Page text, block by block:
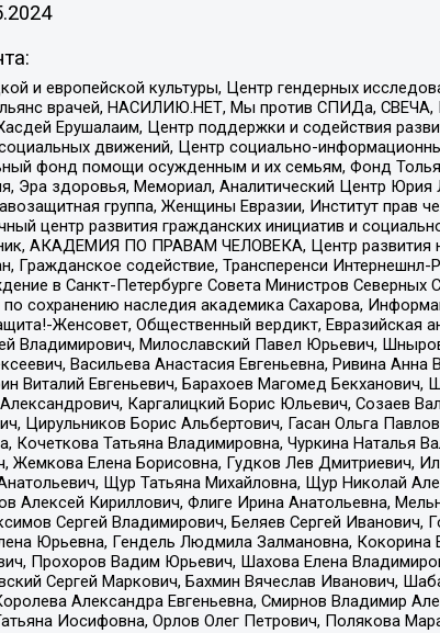
и европейской культуры, Центр гендерных
врачей, НАСИЛИЮ.НЕТ, Мы против СПИДа, СВЕЧА,
Ерушалаим, Центр поддержки и содействия
движений, Центр социально-
фонд помощи осужденным и их семьям, Фонд
Эра здоровья, Мемориал, Аналитический Центр
группа, Женщины Евразии, Институт прав
центр развития гражданских инициатив и
АКАДЕМИЯ ПО ПРАВАМ ЧЕЛОВЕКА, Центр развития
Гражданское содействие, Трансперенси
в Санкт-Петербурге Совета Министров Северных
сохранению наследия академика Сахарова,
Женсовет, Общественный вердикт, Евразийская
Владимирович, Милославский Павел Юрьевич,
Васильева Анастасия Евгеньевна, Ривина Анна
Виталий Евгеньевич, Барахоев Магомед Бекханович,
Каргалицкий Борис Юльевич, Созаев
Цирульников Борис Альбертович, Гасан Ольга
Татьяна Владимировна, Чуркина Наталья
Жемкова Елена Борисовна, Гудков Лев Дмитриевич,
Щур Татьяна Михайловна, Щур Николай
Кириллович, Флиге Ирина Анатольевна,
Сергей Владимирович, Беляев Сергей Иванович,
Юрьевна, Гендель Людмила Залмановна, Кокорина
Прохоров Вадим Юрьевич, Шахова Елена
Сергей Маркович, Бахмин Вячеслав Иванович,
Александра Евгеньевна, Смирнов Владимир
Иосифовна, Орлов Олег Петрович, Полякова